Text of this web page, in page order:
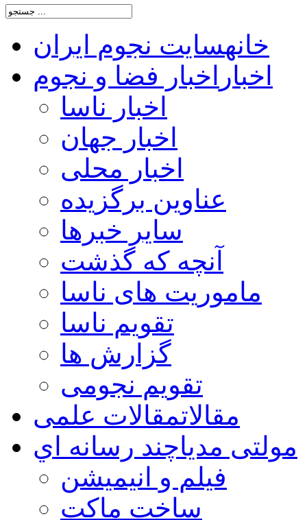
خانهسایت نجوم ایران
اخبار اخبار فضا و نجوم
اخبار ناسا
اخبار جهان
اخبار محلی
عناوین برگزیده
سایر خبرها
آنچه که گذشت
ماموریت های ناسا
تقویم ناسا
گزارش ها
تقویم نجومی
مقالاتمقالات علمی
مولتی مدیاچند رسانه اي
فیلم و انیمیشن
ساخت ماکت